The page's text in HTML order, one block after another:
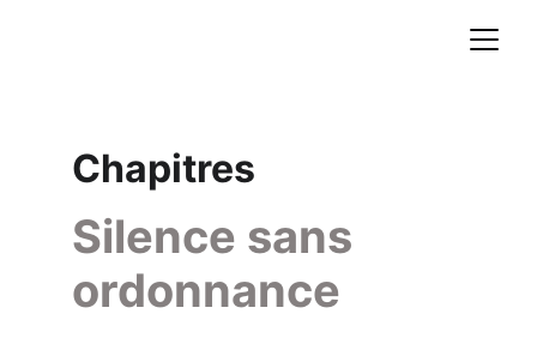
Chapitres
Silence sans
ordonnance